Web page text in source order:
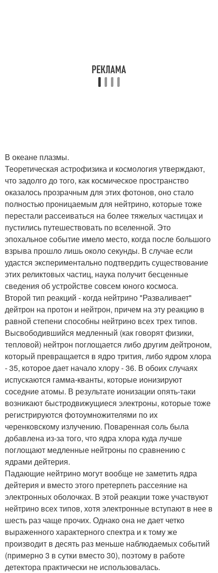
В океане плазмы.
Теоретическая астрофизика и космология утверждают,
что задолго до того, как космическое пространство
оказалось прозрачным для этих фотонов, оно стало
полностью проницаемым для нейтрино, которые тоже
перестали рассеиваться на более тяжелых частицах и
пустились путешествовать по вселенной. Это
эпохальное событие имело место, когда после большого
взрыва прошло лишь около секунды. В случае если
удастся экспериментально подтвердить существование
этих реликтовых частиц, наука получит бесценные
сведения об устройстве совсем юного космоса.
Второй тип реакций - когда нейтрино "Разваливает"
дейтрон на протон и нейтрон, причем на эту реакцию в
равной степени способны нейтрино всех трех типов.
Высвободившийся медленный (как говорят физики,
тепловой) нейтрон поглощается либо другим дейтроном,
который превращается в ядро трития, либо ядром хлора
- 35, которое дает начало хлору - 36. В обоих случаях
испускаются гамма-кванты, которые ионизируют
соседние атомы. В результате ионизации опять-таки
возникают быстродвижущиеся электроны, которые тоже
регистрируются фотоумножителями по их
черенковскому излучению. Поваренная соль была
добавлена из-за того, что ядра хлора куда лучше
поглощают медленные нейтроны по сравнению с
ядрами дейтерия.
Падающие нейтрино могут вообще не заметить ядра
дейтерия и вместо этого претерпеть рассеяние на
электронных оболочках. В этой реакции тоже участвуют
нейтрино всех типов, хотя электронные вступают в нее в
шесть раз чаще прочих. Однако она не дает четко
выраженного характерного спектра и к тому же
производит в десять раз меньше наблюдаемых событий
(примерно 3 в сутки вместо 30), поэтому в работе
детектора практически не использовалась.